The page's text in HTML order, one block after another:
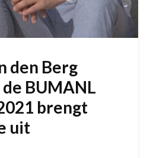
den Berg
BUMANL
brengt
uit